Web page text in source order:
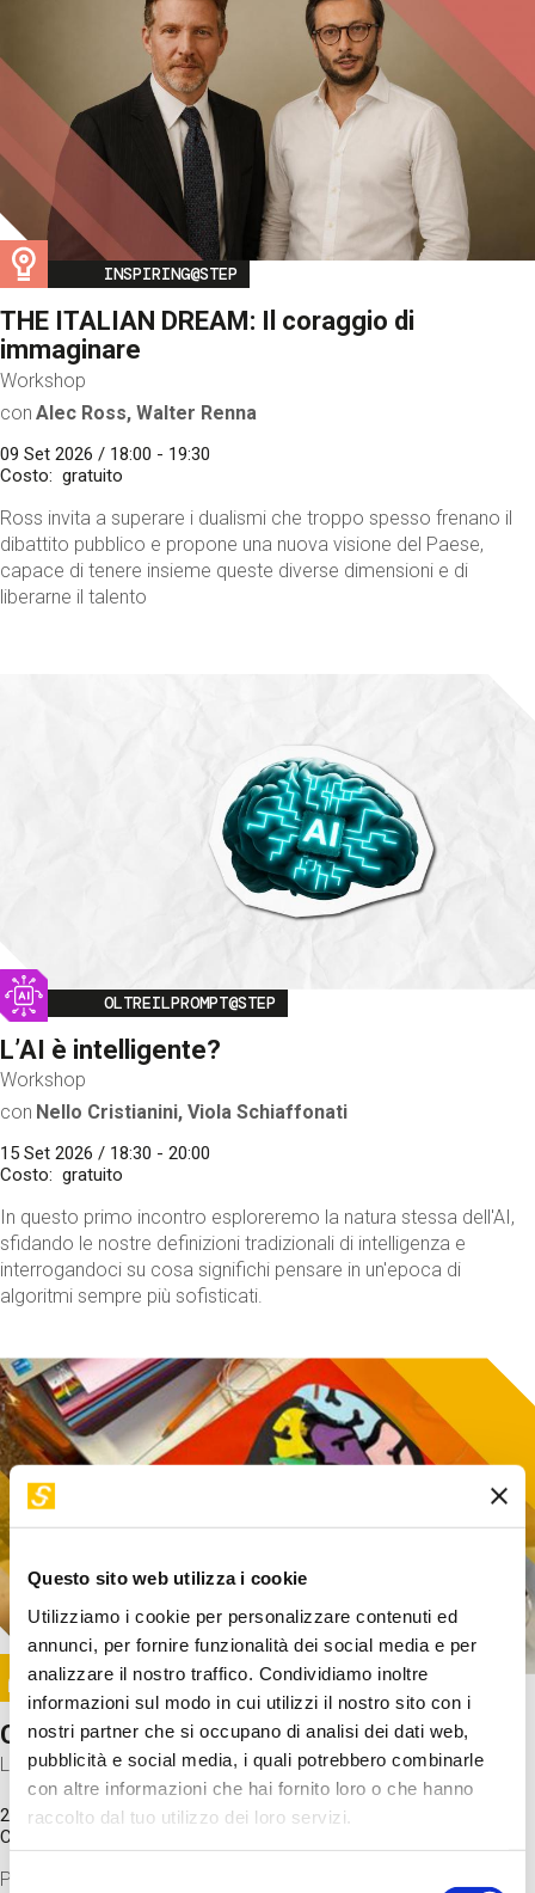
Questo sito web utilizza i cookie
Utilizziamo i cookie per personalizzare contenuti ed
annunci, per fornire funzionalità dei social media e per
analizzare il nostro traffico. Condividiamo inoltre
informazioni sul modo in cui utilizzi il nostro sito con i
nostri partner che si occupano di analisi dei dati web,
pubblicità e social media, i quali potrebbero combinarle
con altre informazioni che hai fornito loro o che hanno
raccolto dal tuo utilizzo dei loro servizi.
Selezione
Image
INSPIRING@STEP
THE ITALIAN DREAM: Il coraggio di
immaginare
Workshop
con Alec Ross, Walter Renna
09 Set 2026 / 18:00 - 19:30
Costo
gratuito
Ross invita a superare i dualismi che troppo spesso frenano il
dibattito pubblico e propone una nuova visione del Paese,
capace di tenere insieme queste diverse dimensioni e di
liberarne il talento
Image
OLTREILPROMPT@STEP
L’AI è intelligente?
Workshop
con Nello Cristianini, Viola Schiaffonati
15 Set 2026 / 18:30 - 20:00
Costo
gratuito
In questo primo incontro esploreremo la natura stessa dell'AI,
sfidando le nostre definizioni tradizionali di intelligenza e
interrogandoci su cosa significhi pensare in un'epoca di
algoritmi sempre più sofisticati.
Image
SUNDAY@STEP
Come funziona il cervello?
Laboratorio
20 Set 2026 / 11:15 - 13:00
Costo
Proveremo a costruire un cervello in cartoncino cercando di